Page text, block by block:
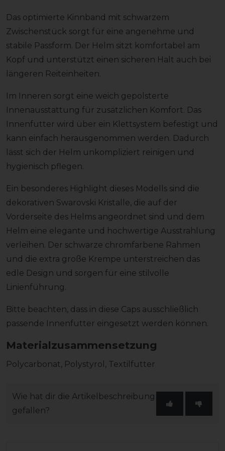
Das optimierte Kinnband mit schwarzem
Zwischenstück sorgt für eine angenehme und
stabile Passform. Der Helm sitzt komfortabel am
Kopf und unterstützt einen sicheren Halt auch bei
längeren Reiteinheiten.
Im Inneren sorgt eine weich gepolsterte
Innenausstattung für zusätzlichen Komfort. Das
Innenfutter wird über ein Klettsystem befestigt und
kann einfach herausgenommen werden. Dadurch
lässt sich der Helm unkompliziert reinigen und
hygienisch pflegen.
Ein besonderes Highlight dieses Modells sind die
dekorativen Swarovski Kristalle, die auf der
Vorderseite des Helms angeordnet sind und dem
Helm eine elegante und hochwertige Ausstrahlung
verleihen. Der schwarze chromfarbene Rahmen
und die extra große Krempe unterstreichen das
edle Design und sorgen für eine stilvolle
Linienführung.
Bitte beachten, dass in diese Caps ausschließlich
passende Innenfutter eingesetzt werden können.
Materialzusammensetzung
Polycarbonat, Polystyrol, Textilfutter
Wie hat dir die Artikelbeschreibung
gefallen?